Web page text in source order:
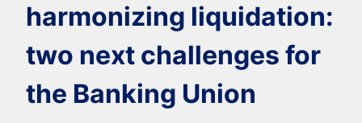
harmonizing liquidation:
two next challenges for
the Banking Union